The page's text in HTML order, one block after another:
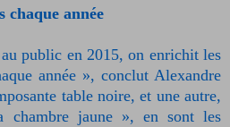
chaque année
public en 2015, on enrichit les
année », conclut Alexandre
table noire, et une autre,
chambre jaune », en sont les